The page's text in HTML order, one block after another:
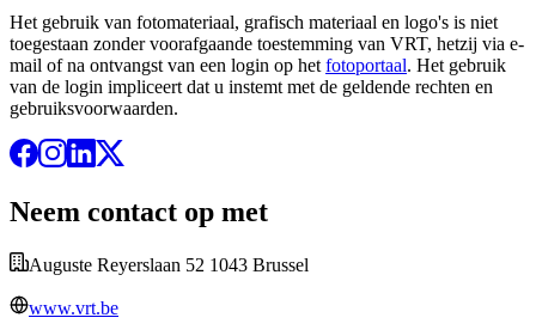
Het gebruik van fotomateriaal, grafisch materiaal en logo's is niet
toegestaan zonder voorafgaande toestemming van VRT, hetzij via e-
mail of na ontvangst van een login op het fotoportaal. Het gebruik
van de login impliceert dat u instemt met de geldende rechten en
gebruiksvoorwaarden.
Neem contact op met
Auguste Reyerslaan 52 1043 Brussel
www.vrt.be